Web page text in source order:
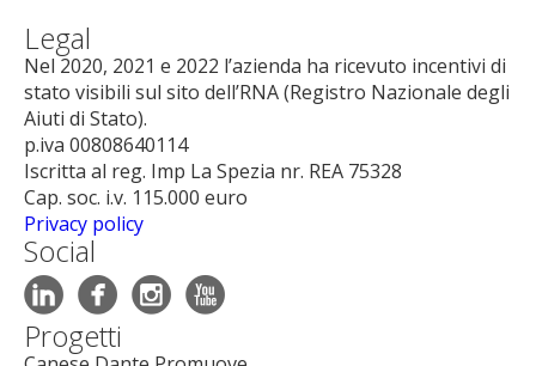
Legal
Nel 2020, 2021 e 2022 l’azienda ha ricevuto incentivi di
stato visibili sul sito dell’RNA (Registro Nazionale degli
Aiuti di Stato).
p.iva 00808640114
Iscritta al reg. Imp La Spezia nr. REA 75328
Cap. soc. i.v. 115.000 euro
Privacy policy
Social
   
Progetti